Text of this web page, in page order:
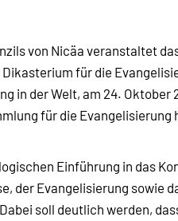
von Nicäa veranstaltet
für die
in der Welt, am 24.
für die Evangelisierung
Einführung in das
der Evangelisierung sowie
soll deutlich werden,